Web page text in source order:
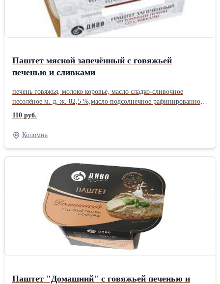
Паштет мясной запечённый с говяжьей
печенью и сливками
печень говяжья, молоко коровье, масло сладко-сливочное
несолёное м. д. ж. 82,5 %,масло подсолнечное рафинированное
дезодорированное, сливки сухие, вода питьевая, лук репчатый
свежий, морковь столовая свежая, лук жареный сушеный (лук
репчатый, масло подсолнечное рафинированное
дезодорированное, мука пшеничная высший сорт, соль
пищевая), соль пищевая, сахар, перец чёрный молотый.
110 руб.
Коломна
Паштет "Домашний" с говяжьей печенью и